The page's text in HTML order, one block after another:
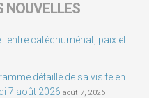
NOUVELLES
: entre catéchuménat, paix et
détaillé de sa visite en
7 août 2026 août 7, 2026